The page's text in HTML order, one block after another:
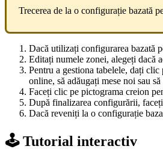
Trecerea de la o configurație bazată
Dacă utilizați configurarea bazată
Editați numele zonei, alegeți dacă
Pentru a gestiona tabelele, dați
online, să adăugați mese noi sau să
Faceți clic pe pictograma creion
După finalizarea configurării,
Dacă reveniți la o configurație
🕹️ Tutorial interactiv